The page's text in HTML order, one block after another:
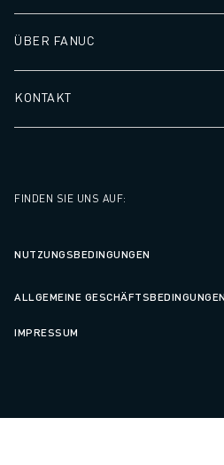
ÜBER FANUC
KONTAKT
FINDEN SIE UNS AUF:
NUTZUNGSBEDINGUNGEN
ALLGEMEINE GESCHÄFTSBEDINGUNGEN
IMPRESSUM